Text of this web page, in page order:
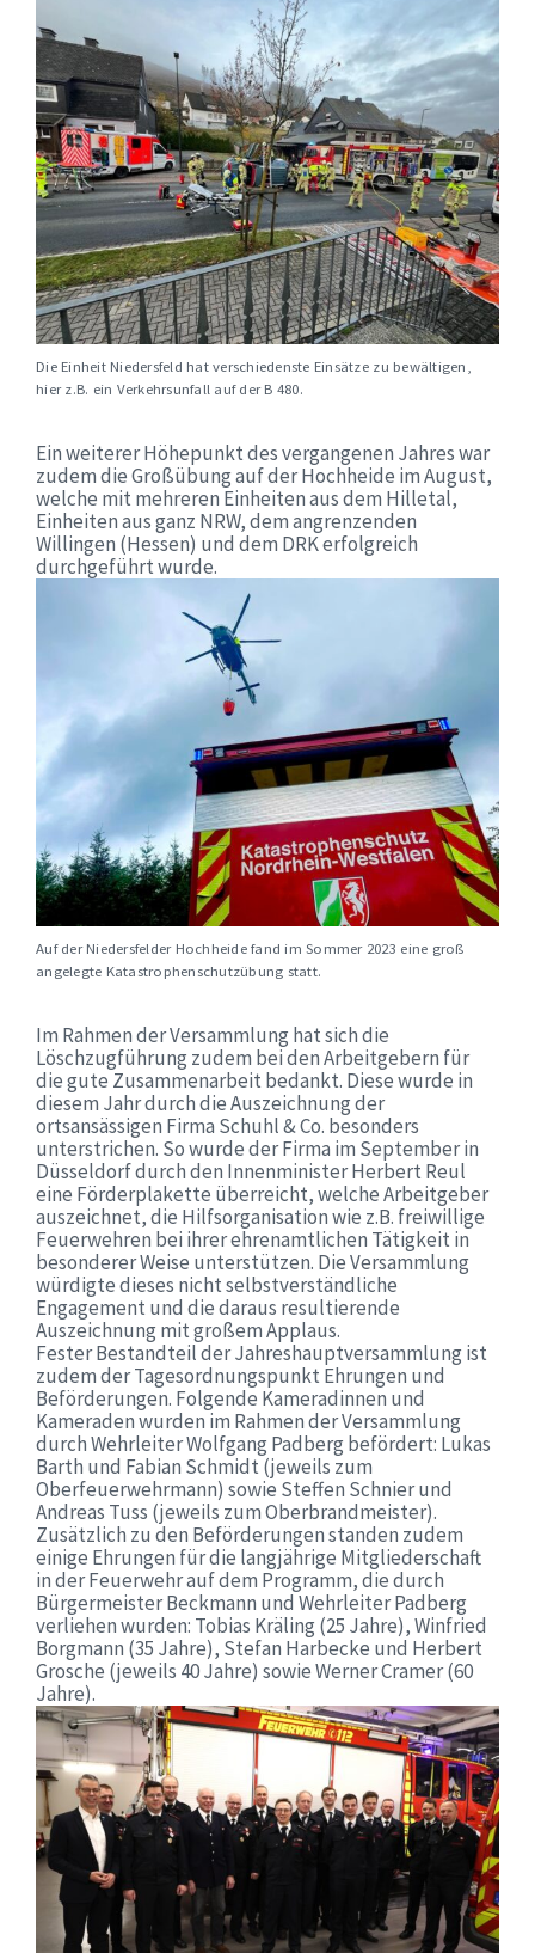
Die Einheit Niedersfeld hat verschiedenste Einsätze zu bewältigen,
hier z.B. ein Verkehrsunfall auf der B 480.
Ein weiterer Höhepunkt des vergangenen Jahres war
zudem die Großübung auf der Hochheide im August,
welche mit mehreren Einheiten aus dem Hilletal,
Einheiten aus ganz NRW, dem angrenzenden
Willingen (Hessen) und dem DRK erfolgreich
durchgeführt wurde.
Auf der Niedersfelder Hochheide fand im Sommer 2023 eine groß
angelegte Katastrophenschutzübung statt.
Im Rahmen der Versammlung hat sich die
Löschzugführung zudem bei den Arbeitgebern für
die gute Zusammenarbeit bedankt. Diese wurde in
diesem Jahr durch die Auszeichnung der
ortsansässigen Firma Schuhl & Co. besonders
unterstrichen. So wurde der Firma im September in
Düsseldorf durch den Innenminister Herbert Reul
eine Förderplakette überreicht, welche Arbeitgeber
auszeichnet, die Hilfsorganisation wie z.B. freiwillige
Feuerwehren bei ihrer ehrenamtlichen Tätigkeit in
besonderer Weise unterstützen. Die Versammlung
würdigte dieses nicht selbstverständliche
Engagement und die daraus resultierende
Auszeichnung mit großem Applaus.
Fester Bestandteil der Jahreshauptversammlung ist
zudem der Tagesordnungspunkt Ehrungen und
Beförderungen. Folgende Kameradinnen und
Kameraden wurden im Rahmen der Versammlung
durch Wehrleiter Wolfgang Padberg befördert: Lukas
Barth und Fabian Schmidt (jeweils zum
Oberfeuerwehrmann) sowie Steffen Schnier und
Andreas Tuss (jeweils zum Oberbrandmeister).
Zusätzlich zu den Beförderungen standen zudem
einige Ehrungen für die langjährige Mitgliederschaft
in der Feuerwehr auf dem Programm, die durch
Bürgermeister Beckmann und Wehrleiter Padberg
verliehen wurden: Tobias Kräling (25 Jahre), Winfried
Borgmann (35 Jahre), Stefan Harbecke und Herbert
Grosche (jeweils 40 Jahre) sowie Werner Cramer (60
Jahre).